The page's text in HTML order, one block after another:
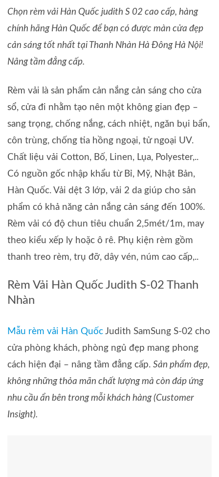
Chọn rèm vải Hàn Quốc judith S 02 cao cấp, hàng
chính hãng Hàn Quốc để bạn có được màn cửa đẹp
cản sáng tốt nhất tại Thanh Nhàn Hà Đông Hà Nội!
Nâng tầm đẳng cấp.
Rèm vải là sản phẩm cản nắng cản sáng cho cửa
sổ, cửa đi nhằm tạo nên một không gian đẹp –
sang trọng, chống nắng, cách nhiệt, ngăn bụi bẩn,
côn trùng, chống tia hồng ngoại, tử ngoại UV.
Chất liệu vải Cotton, Bố, Linen, Lụa, Polyester,..
Có nguồn gốc nhập khẩu từ Bỉ, Mỹ, Nhật Bản,
Hàn Quốc. Vải dệt 3 lớp, vải 2 da giúp cho sản
phẩm có khả năng cản nắng cản sáng đến 100%.
Rèm vải có độ chun tiêu chuẩn 2,5mét/1m, may
theo kiểu xếp ly hoặc ô rê. Phụ kiện rèm gồm
thanh treo rèm, trụ đỡ, dây vén, núm cao cấp,..
Rèm Vải Hàn Quốc Judith S-02 Thanh
Nhàn
Mẫu rèm vải Hàn Quốc Judith SamSung S-02 cho
cửa phòng khách, phòng ngủ đẹp mang phong
cách hiện đại – nâng tầm đẳng cấp. Sản phẩm đẹp,
không những thỏa mãn chất lượng mà còn đáp ứng
nhu cầu ẩn bên trong mỗi khách hàng (Customer
Insight).